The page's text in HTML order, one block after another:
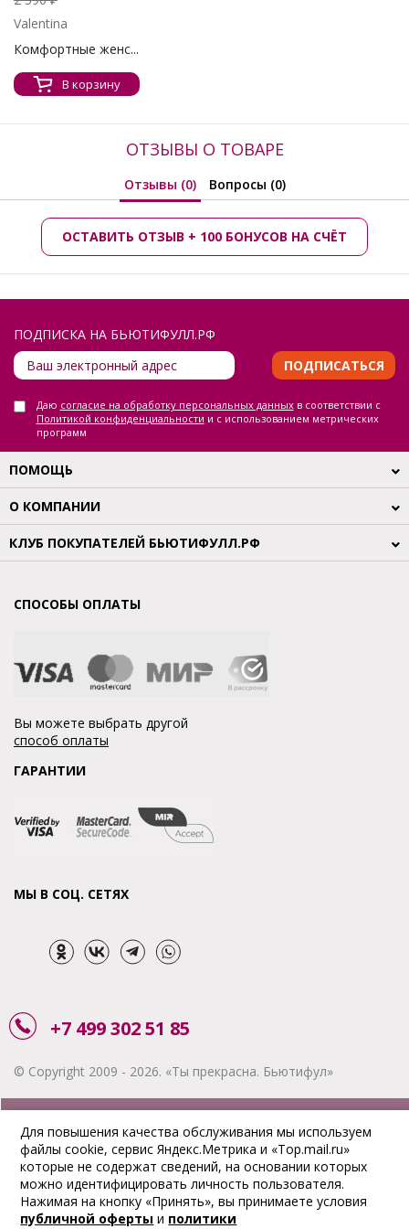
Valentina
Комфортные женс...
В корзину
ОТЗЫВЫ О ТОВАРЕ
Отзывы (0) Вопросы (0)
ОСТАВИТЬ ОТЗЫВ + 100 БОНУСОВ НА СЧЁТ
ПОДПИСКА НА БЬЮТИФУЛЛ.РФ
ПОДПИСАТЬСЯ
Даю согласие на обработку персональных данныхв соответствии с
Политикой конфиденциальности и с использованием метрических
программ
ПОМОЩЬ
О КОМПАНИИ
КЛУБ ПОКУПАТЕЛЕЙ БЬЮТИФУЛЛ.РФ
СПОСОБЫ ОПЛАТЫ
Вы можете выбрать другой
способ оплаты
ГАРАНТИИ
МЫ В СОЦ. СЕТЯХ
+7 499 302 51 85
© Copyright 2009 - 2026. «Ты прекрасна. Бьютифул»
АКЦИИ
ДОСТАВКА
ОПЛАТА
Для повышения качества обслуживания мы используем
файлы cookie, сервис Яндекс.Метрика и «Top.mail.ru»
которые не содержат сведений, на основании которых
можно идентифицировать личность пользователя.
Нажимая на кнопку «Принять», вы принимаете условия
публичной оферты и политики